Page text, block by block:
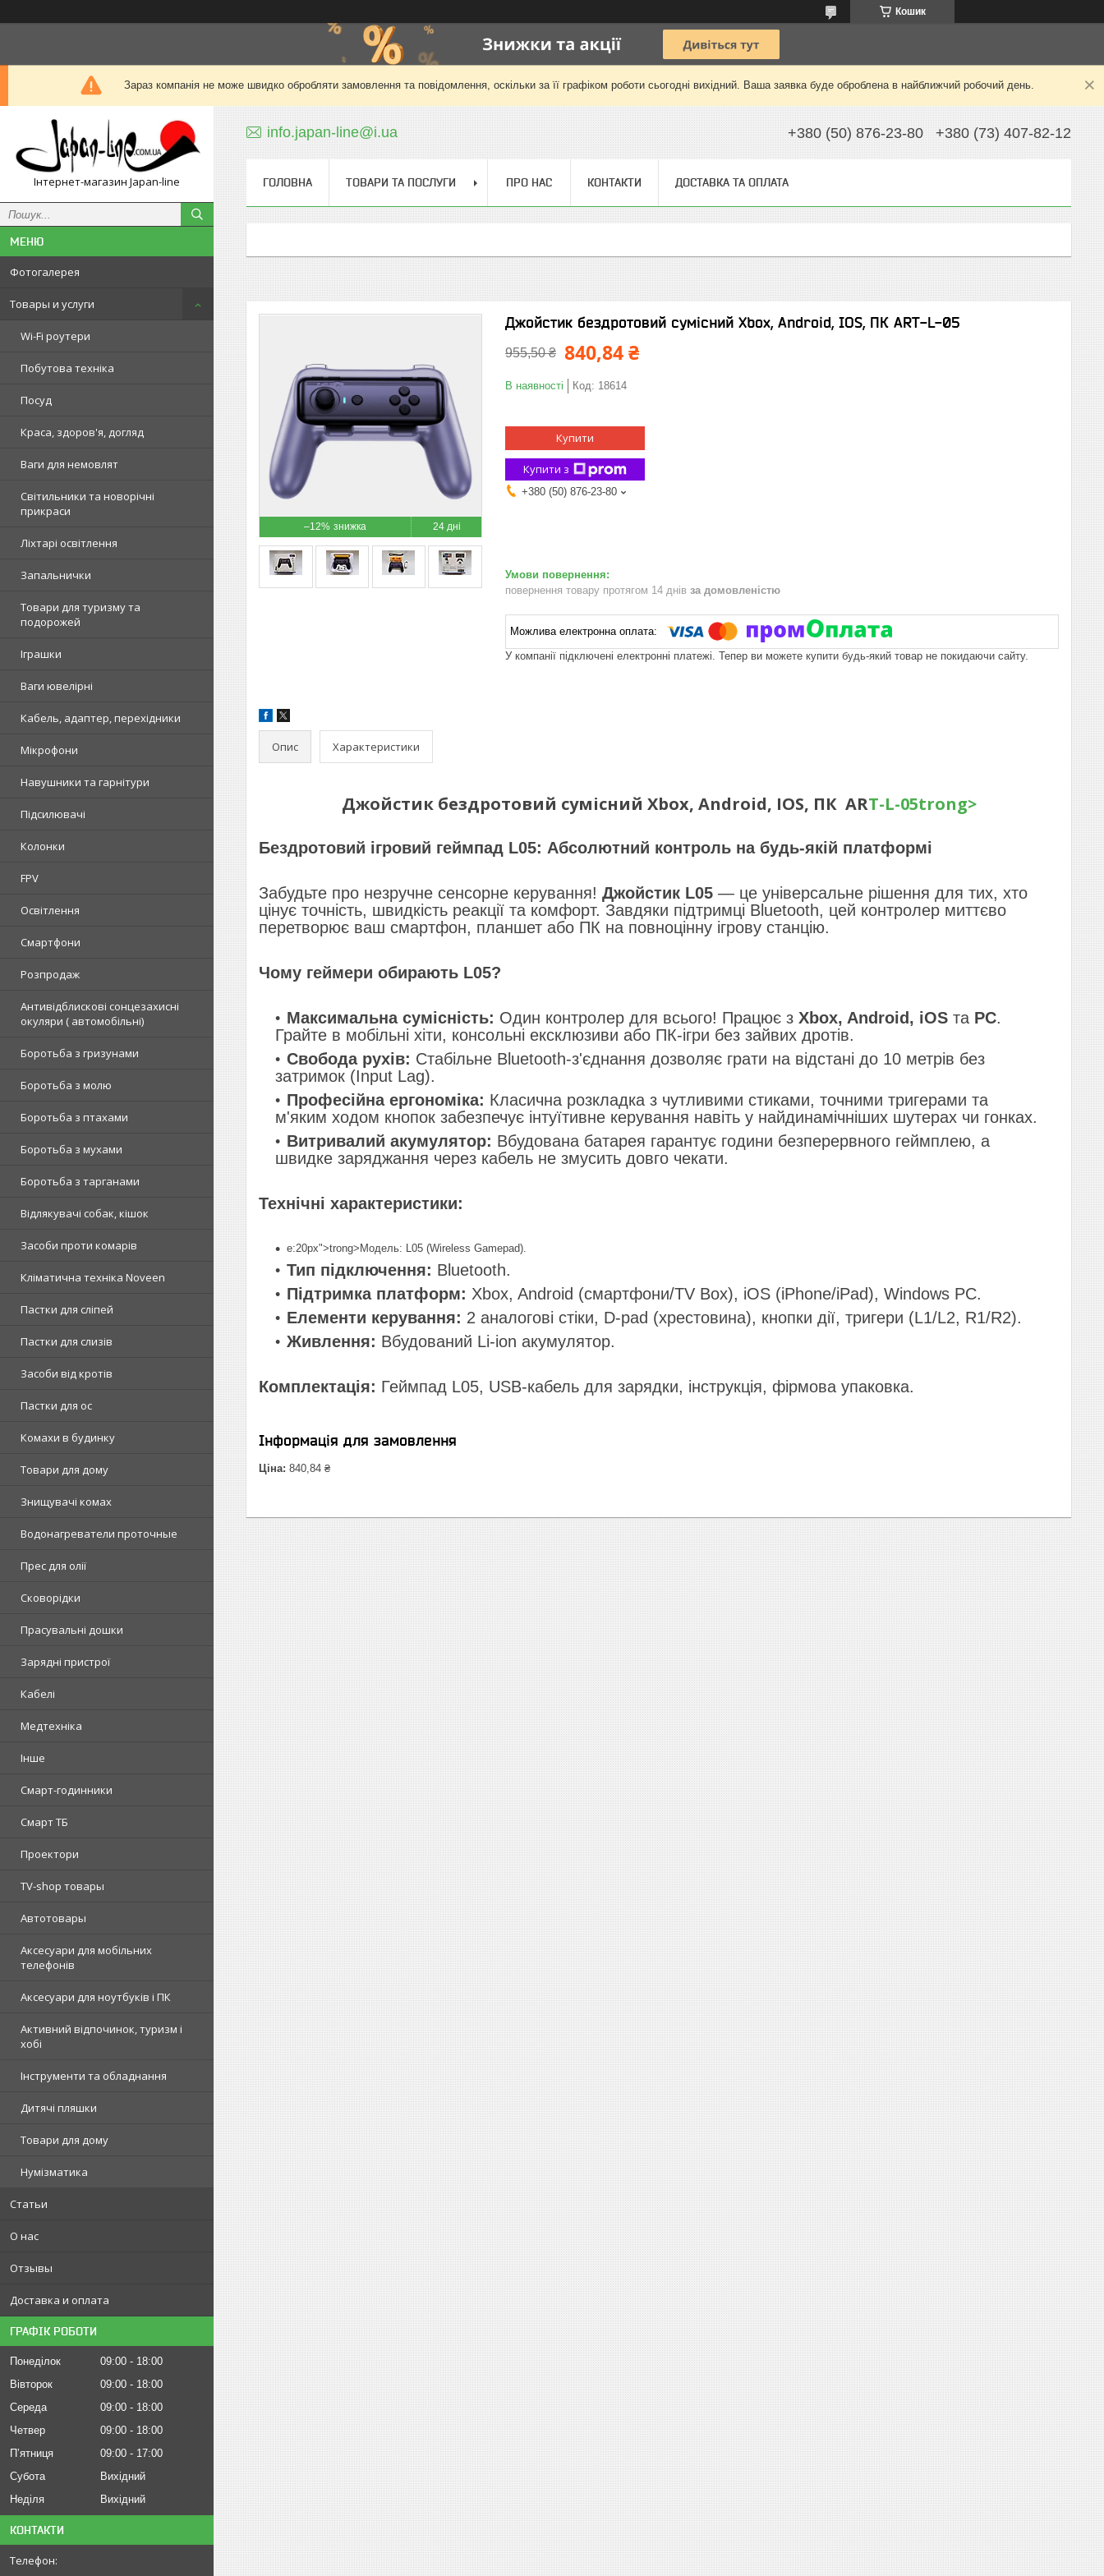
Кошик
Зараз компанія не може швидко обробляти замовлення та повідомлення, оскільки за її графіком роботи сьогодні вихідний. Ваша заявка буде оброблена в найближчий робочий день.
Інтернет-магазин Japan-line
Фотогалерея
Товары и услуги
Wi-Fi роутери
Побутова техніка
Посуд
Краса, здоров'я, догляд
Ваги для немовлят
Світильники та новорічні
прикраси
Ліхтарі освітлення
Запальнички
Товари для туризму та
подорожей
Іграшки
Ваги ювелірні
Кабель, адаптер, перехідники
Мікрофони
Навушники та гарнітури
Підсилювачі
Колонки
FPV
Освітлення
Смартфони
Розпродаж
Антивідблискові сонцезахисні
окуляри ( автомобільні)
Боротьба з гризунами
Боротьба з молю
Боротьба з птахами
Боротьба з мухами
Боротьба з тарганами
Відлякувачі собак, кішок
Засоби проти комарів
Кліматична техніка Noveen
Пастки для сліпей
Пастки для слизів
Засоби від кротів
Пастки для ос
Комахи в будинку
Товари для дому
Знищувачі комах
Водонагреватели проточные
Прес для олії
Сковорідки
Прасувальні дошки
Зарядні пристрої
Кабелі
Медтехніка
Інше
Смарт-годинники
Смарт ТБ
Проектори
TV-shop товары
Автотовары
Аксесуари для мобільних
телефонів
Аксесуари для ноутбуків і ПК
Активний відпочинок, туризм і
хобі
Інструменти та обладнання
Дитячі пляшки
Товари для дому
Нумізматика
Статьи
О нас
Отзывы
Доставка и оплата
ГРАФІК РОБОТИ
Понеділок 09:00
18:00
Вівторок
09:00
18:00
Середа
09:00
18:00
Четвер
09:00
18:00
Пʼятниця
09:00
17:00
Субота
Вихідний
Неділя
Вихідний
КОНТАКТИ
info.japan-line@i.ua +380 (50) 876-23-80 +380 (73) 407-82-12
ГОЛОВНА ТОВАРИ ТА ПОСЛУГИ ПРО НАС КОНТАКТИ ДОСТАВКА ТА ОПЛАТА
–12% 24 дні
Джойстик бездротовий сумісний Xbox, Android, IOS, ПК ART-L-05
955,50 ₴ 840,84 ₴
В наявності Код: 18614
Купити
Купити з
+380 (50) 876-23-80
повернення товару протягом 14 днів за домовленістю
У компанії підключені електронні платежі. Тепер ви можете купити будь-який товар не покидаючи сайту.
Опис Характеристики
Джойстик бездротовий сумісний Xbox, Android, IOS, ПК ART-L-05trong>
Бездротовий ігровий геймпад L05: Абсолютний контроль на будь-якій платформі
Забудьте про незручне сенсорне керування! Джойстик L05 — це універсальне рішення для тих, хто
цінує точність, швидкість реакції та комфорт. Завдяки підтримці Bluetooth, цей контролер миттєво
перетворює ваш смартфон, планшет або ПК на повноцінну ігрову станцію.
Чому геймери обирають L05?
Максимальна сумісність: Один контролер для всього! Працює з Xbox, Android, iOS та PC.
Грайте в мобільні хіти, консольні ексклюзиви або ПК-ігри без зайвих дротів.
Свобода рухів: Стабільне Bluetooth-з'єднання дозволяє грати на відстані до 10 метрів без
затримок (Input Lag).
Професійна ергономіка: Класична розкладка з чутливими стиками, точними тригерами та
м'яким ходом кнопок забезпечує інтуїтивне керування навіть у найдинамічніших шутерах чи гонках.
Витривалий акумулятор: Вбудована батарея гарантує години безперервного геймплею, а
швидке заряджання через кабель не змусить довго чекати.
Технічні характеристики:
e:20px">trong>Модель: L05 (Wireless Gamepad).
Тип підключення: Bluetooth.
Підтримка платформ: Xbox, Android (смартфони/TV Box), iOS (iPhone/iPad), Windows PC.
Елементи керування: 2 аналогові стіки, D-pad (хрестовина), кнопки дії, тригери (L1/L2, R1/R2).
Живлення: Вбудований Li-ion акумулятор.
Комплектація: Геймпад L05, USB-кабель для зарядки, інструкція, фірмова упаковка.
Інформація для замовлення
Ціна: 840,84 ₴